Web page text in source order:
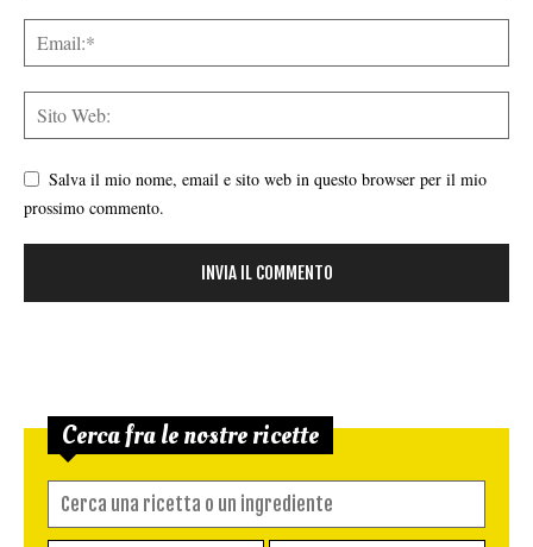
Salva il mio nome, email e sito web in questo browser per il mio
prossimo commento.
Cerca fra le nostre ricette